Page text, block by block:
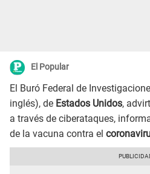
El Popular
El Buró Federal de
inglés), de Estados Unidos,
a través de ciberataques,
de la vacuna contra el